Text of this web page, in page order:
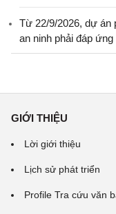
Từ 22/9/2026, dự án
an ninh phải đáp
GIỚI THIỆU
Lời giới thiệu
Lịch sử phát triển
Profile Tra cứu văn